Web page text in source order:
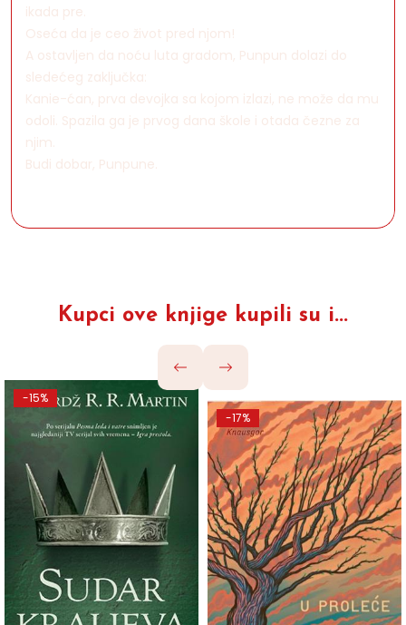
ikada pre.
Oseća da je ceo život pred njom!
A ostavljen da noću luta gradom, Punpun dolazi do
sledećeg zaključka:
Kanie-ćan, prva devojka sa kojom izlazi, ne može da mu
odoli. Spazila ga je prvog dana škole i otada čezne za
njim.
Budi dobar, Punpune.
Kupci ove knjige kupili su i...
-15%
-17%